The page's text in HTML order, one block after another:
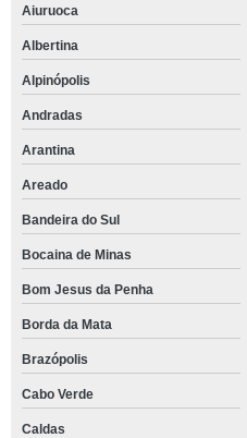
Aiuruoca
Albertina
Alpinópolis
Andradas
Arantina
Areado
Bandeira do Sul
Bocaina de Minas
Bom Jesus da Penha
Borda da Mata
Brazópolis
Cabo Verde
Caldas